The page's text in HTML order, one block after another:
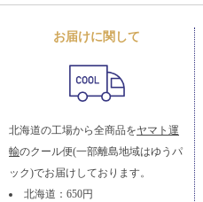
お届けに関して
北海道の工場から全商品をヤマト運
輸のクール便(一部離島地域はゆうパ
ック)でお届けしております。
北海道：650円